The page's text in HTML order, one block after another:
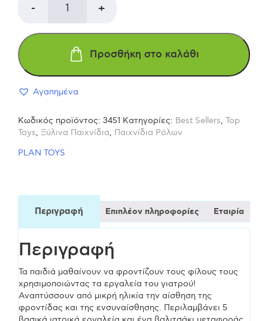
- PLAN
TOYS
εργαλεία
3451
Ξύλινο
ποσότητα
+
Προσθήκη στο καλάθι
Αγαπημένα
Κωδικός προϊόντος: 3451 Κατηγορίες: Best Sellers, Top
Toys, Ξύλινα Παιχνίδια, Παιχνίδια Ρόλων
PLAN TOYS
Περιγραφή Επιπλέον πληροφορίες Εταιρία
Περιγραφή
Τα παιδιά μαθαίνουν να φροντίζουν τους φίλους τους
χρησιμοποιώντας τα εργαλεία του γιατρού!
Αναπτύσσουν από μικρή ηλικία την αίσθηση της
φροντίδας και της ενσυναίσθησης. Περιλαμβάνει 5